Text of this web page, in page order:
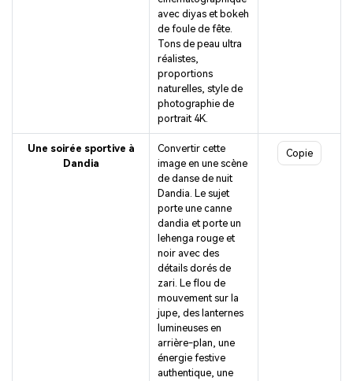
avec diyas et bokeh
de foule de fête.
Tons de peau ultra
réalistes,
proportions
naturelles, style de
photographie de
portrait 4K.
Une soirée sportive à
Dandia
Convertir cette
image en une scène
de danse de nuit
Dandia. Le sujet
porte une canne
dandia et porte un
lehenga rouge et
noir avec des
détails dorés de
zari. Le flou de
mouvement sur la
jupe, des lanternes
lumineuses en
arrière-plan, une
énergie festive
authentique, une
Copie